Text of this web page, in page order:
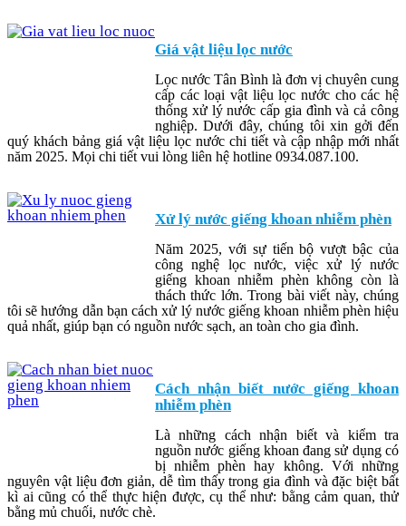
Giá vật liệu lọc nước
Lọc nước Tân Bình là đơn vị chuyên cung
cấp các loại vật liệu lọc nước cho các hệ
thống xử lý nước cấp gia đình và cả công
nghiệp. Dưới đây, chúng tôi xin gởi đến
quý khách bảng giá vật liệu lọc nước chi tiết và cập nhập mới nhất
năm 2025. Mọi chi tiết vui lòng liên hệ hotline 0934.087.100.
Xử lý nước giếng khoan nhiễm phèn
Năm 2025, với sự tiến bộ vượt bậc của
công nghệ lọc nước, việc xử lý nước
giếng khoan nhiễm phèn không còn là
thách thức lớn. Trong bài viết này, chúng
tôi sẽ hướng dẫn bạn cách xử lý nước giếng khoan nhiễm phèn hiệu
quả nhất, giúp bạn có nguồn nước sạch, an toàn cho gia đình.
Cách nhận biết nước giếng khoan
nhiễm phèn
Là những cách nhận biết và kiểm tra
nguồn nước giếng khoan đang sử dụng có
bị nhiễm phèn hay không. Với những
nguyên vật liệu đơn giản, dễ tìm thấy trong gia đình và đặc biệt bất
kì ai cũng có thể thực hiện được, cụ thể như: bằng cảm quan, thử
bằng mủ chuối, nước chè.